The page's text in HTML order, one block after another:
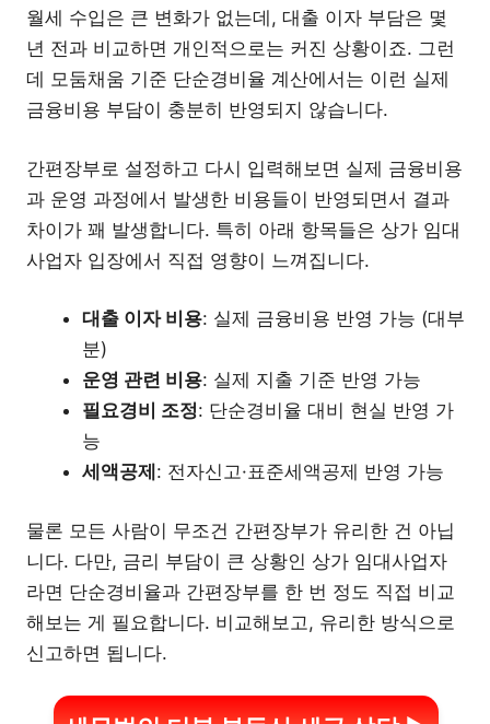
월세 수입은 큰 변화가 없는데, 대출 이자 부담은 몇
년 전과 비교하면 개인적으로는 커진 상황이죠. 그런
데 모둠채움 기준 단순경비율 계산에서는 이런 실제
금융비용 부담이 충분히 반영되지 않습니다.
간편장부로 설정하고 다시 입력해보면 실제 금융비용
과 운영 과정에서 발생한 비용들이 반영되면서 결과
차이가 꽤 발생합니다. 특히 아래 항목들은 상가 임대
사업자 입장에서 직접 영향이 느껴집니다.
대출 이자 비용: 실제 금융비용 반영 가능 (대부
분)
운영 관련 비용: 실제 지출 기준 반영 가능
필요경비 조정: 단순경비율 대비 현실 반영 가
능
세액공제 : 전자신고·표준세액공제 반영 가능
물론 모든 사람이 무조건 간편장부가 유리한 건 아닙
니다. 다만, 금리 부담이 큰 상황인 상가 임대사업자
라면 단순경비율과 간편장부를 한 번 정도 직접 비교
해보는 게 필요합니다. 비교해보고, 유리한 방식으로
신고하면 됩니다.